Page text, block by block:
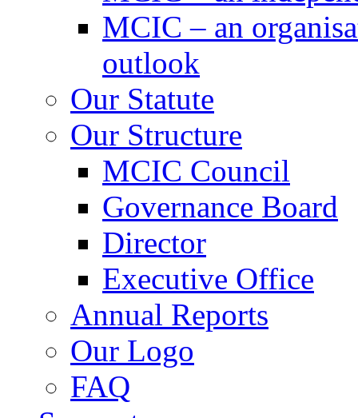
MCIC – an
outlook
Our Statute
Our Structure
MCIC Council
Governance Board
Director
Executive Office
Annual Reports
Our Logo
FAQ